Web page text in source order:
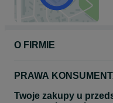
O FIRMIE
PRAWA
Twoje zakupy u